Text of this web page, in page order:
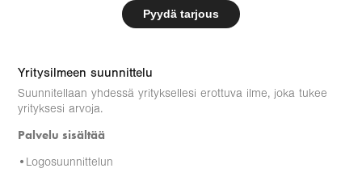
Pyydä tarjous
Yritysilmeen suunnittelu
Suunnitellaan yhdessä yrityksellesi erottuva ilme, joka tukee
yrityksesi arvoja.
Palvelu sisältää
•Logosuunnittelun